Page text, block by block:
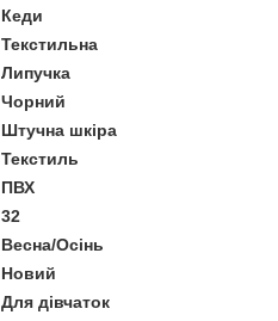
Кеди
Текстильна
Липучка
Чорний
Штучна шкіра
Текстиль
ПВХ
32
Весна/Осінь
Новий
Для дівчаток